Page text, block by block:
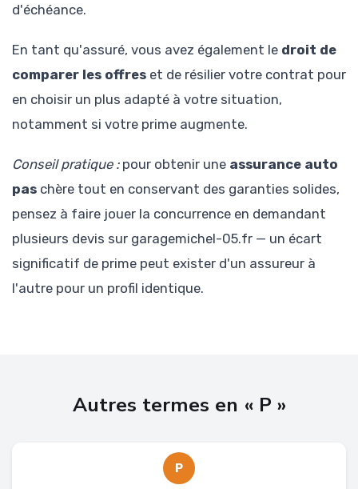
d'échéance.
En tant qu'assuré, vous avez également le droit de
comparer les offres et de résilier votre contrat pour
en choisir un plus adapté à votre situation,
notamment si votre prime augmente.
Conseil pratique :pour obtenir une assurance auto
pas chère tout en conservant des garanties solides,
pensez à faire jouer la concurrence en demandant
plusieurs devis sur garagemichel-05.fr — un écart
significatif de prime peut exister d'un assureur à
l'autre pour un profil identique.
Autres termes en « P »
P